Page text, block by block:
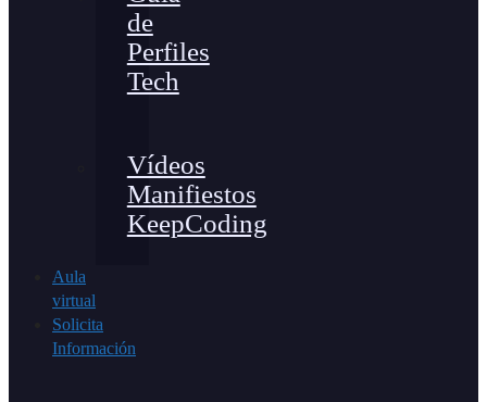
de
Perfiles
Tech
Vídeos
Manifiestos
KeepCoding
Aula
virtual
Solicita
Información